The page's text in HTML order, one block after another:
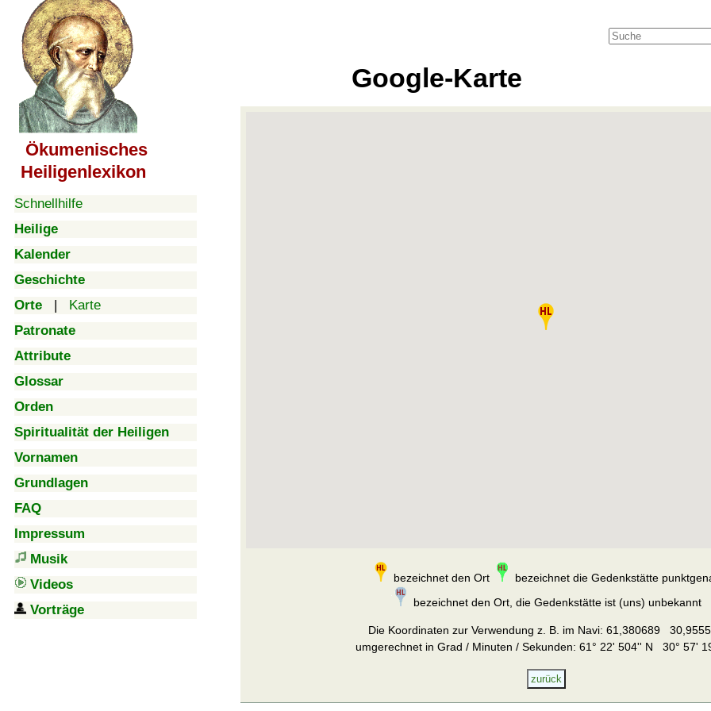
Ökumenisches
Heiligenlexikon
Schnellhilfe
Heilige
Kalender
Geschichte
Orte | Karte
Patronate
Attribute
Glossar
Orden
Spiritualität der Heiligen
Vornamen
Grundlagen
FAQ
Impressum
Musik
Videos
Vorträge
Google-Karte
bezeichnet den Ort
bezeichnet die Gedenkstätte
bezeichnet den Ort, die Gedenkstätte ist (uns) unbekannt
Die Koordinaten zur Verwendung z. B. im Navi: 61,380689
umgerechnet in Grad / Minuten / Sekunden: 61° 22' 504'' N 30° 57'